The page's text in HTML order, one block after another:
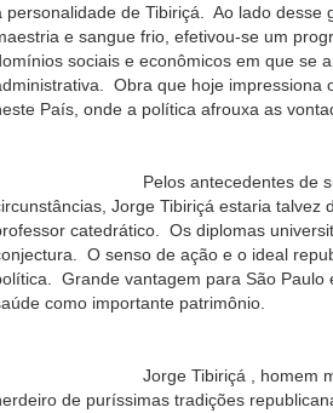
personalidade de Tibiriçá. Ao lado desse
e sangue frio, efetivou-se um
sociais e econômicos em que se
Obra que hoje impressiona
País, onde a política afrouxa as
antecedentes de sua
Jorge Tibiriçá estaria talvez
catedrático. Os diplomas
O senso de ação e o ideal
Grande vantagem para São Paulo
como importante patrimônio.
Tibiriçá , homem moço,
de puríssimas tradições